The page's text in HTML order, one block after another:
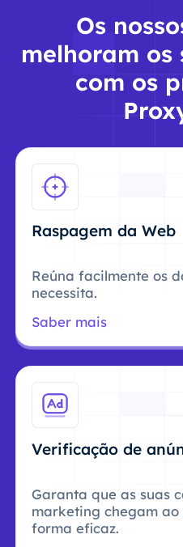
Os
melhoram os
com os
Raspagem da Web
Reúna facilmente os
necessita.
Saber mais
Verificação de
Garanta que as suas
marketing chegam
forma eficaz.